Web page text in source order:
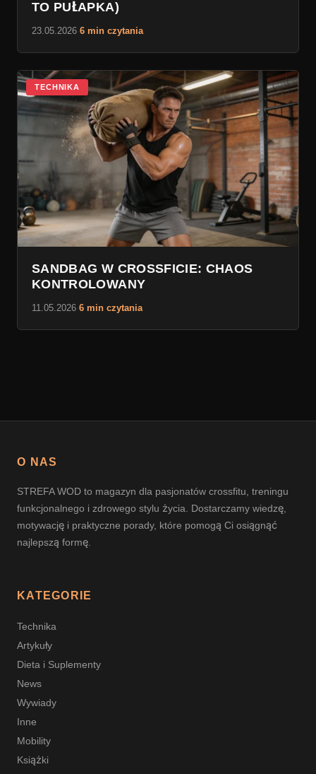
TO PUŁAPKA)
23.05.2026 6 min czytania
TECHNIKA
SANDBAG W CROSSFICIE: CHAOS
KONTROLOWANY
11.05.2026 6 min czytania
O NAS
STREFA WOD to magazyn dla pasjonatów crossfitu, treningu
funkcjonalnego i zdrowego stylu życia. Dostarczamy wiedzę,
motywację i praktyczne porady, które pomogą Ci osiągnąć
najlepszą formę.
KATEGORIE
Technika
Artykuły
Dieta i Suplementy
News
Wywiady
Inne
Mobility
Książki